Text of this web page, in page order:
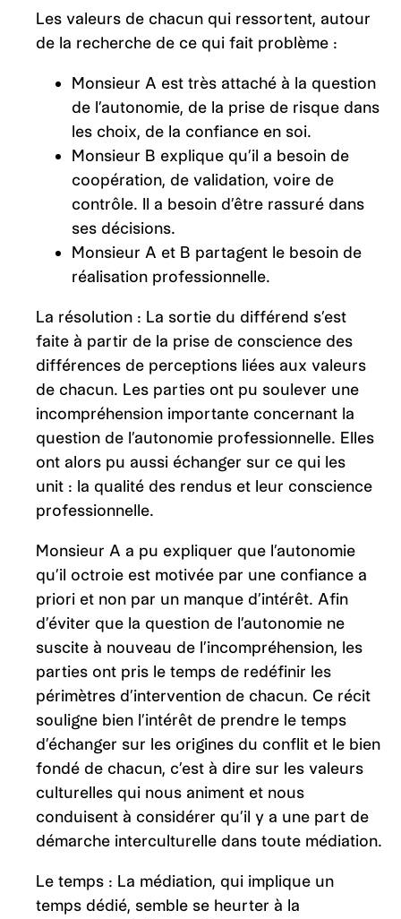
Les valeurs de chacun qui ressortent, autour
de la recherche de ce qui fait problème :
Monsieur A est très attaché à la question
de l’autonomie, de la prise de risque dans
les choix, de la confiance en soi.
Monsieur B explique qu’il a besoin de
coopération, de validation, voire de
contrôle. Il a besoin d’être rassuré dans
ses décisions.
Monsieur A et B partagent le besoin de
réalisation professionnelle.
La résolution : La sortie du différend s’est
faite à partir de la prise de conscience des
différences de perceptions liées aux valeurs
de chacun. Les parties ont pu soulever une
incompréhension importante concernant la
question de l’autonomie professionnelle. Elles
ont alors pu aussi échanger sur ce qui les
unit : la qualité des rendus et leur conscience
professionnelle.
Monsieur A a pu expliquer que l’autonomie
qu’il octroie est motivée par une confiance a
priori et non par un manque d’intérêt. Afin
d’éviter que la question de l’autonomie ne
suscite à nouveau de l’incompréhension, les
parties ont pris le temps de redéfinir les
périmètres d’intervention de chacun. Ce récit
souligne bien l’intérêt de prendre le temps
d’échanger sur les origines du conflit et le bien
fondé de chacun, c’est à dire sur les valeurs
culturelles qui nous animent et nous
conduisent à considérer qu’il y a une part de
démarche interculturelle dans toute médiation.
Le temps : La médiation, qui implique un
temps dédié, semble se heurter à la